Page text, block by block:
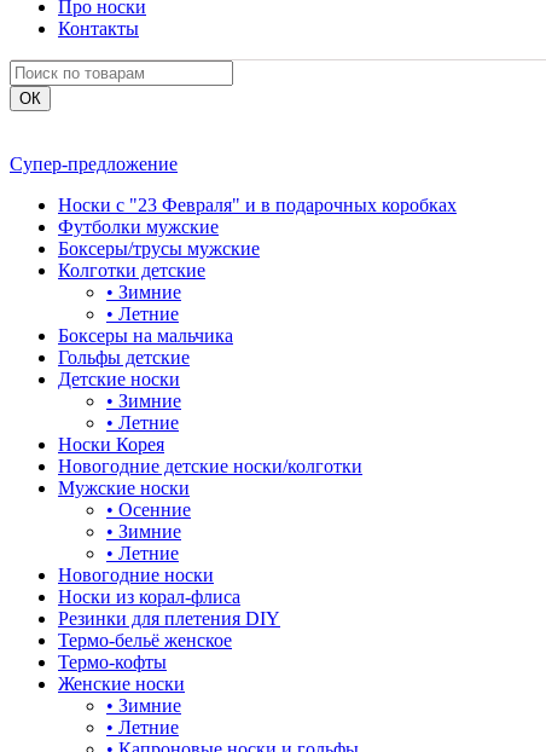
Про носки
Контакты
Супер-предложение
Носки с "23 Февраля" и в подарочных коробках
Футболки мужские
Боксеры/трусы мужские
Колготки детские
• Зимние
• Летние
Боксеры на мальчика
Гольфы детские
Детские носки
• Зимние
• Летние
Носки Корея
Новогодние детские носки/колготки
Мужские носки
• Осенние
• Зимние
• Летние
Новогодние носки
Носки из корал-флиса
Резинки для плетения DIY
Термо-бельё женское
Термо-кофты
Женские носки
• Зимние
• Летние